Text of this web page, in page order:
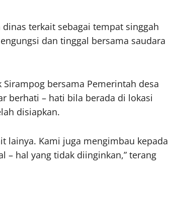
terkait sebagai tempat singgah
dan tinggal bersama saudara
bersama Pemerintah desa
berhati – hati bila berada di lokasi
disiapkan.
lainya. Kami juga mengimbau kepada
– hal yang tidak diinginkan,” terang